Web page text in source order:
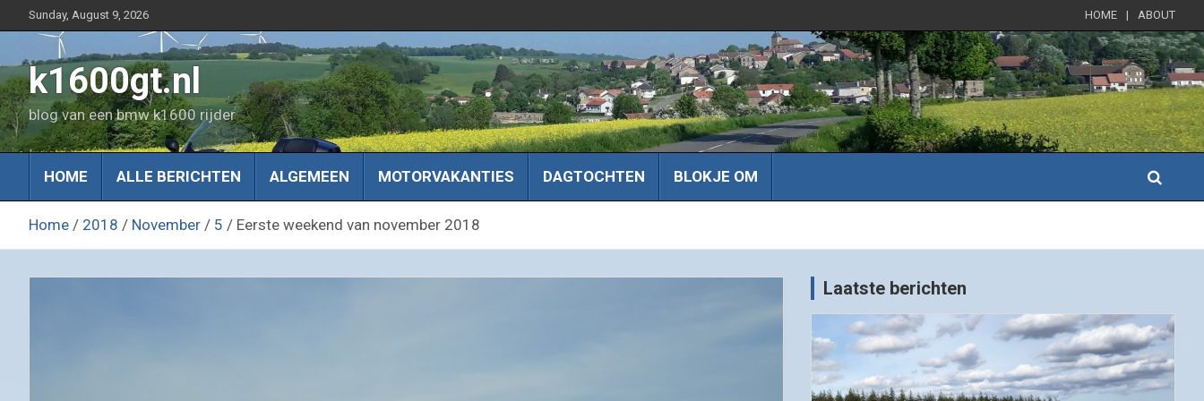
to
Sunday, August 9, 2026 HOME ABOUT
k1600gt.nl
blog van een bmw k1600 rijder
HOME ALLE BERICHTEN ALGEMEEN MOTORVAKANTIES DAGTOCHTEN BLOKJE OM
Home 2018 November 5 Eerste weekend van november 2018
Laatste berichten